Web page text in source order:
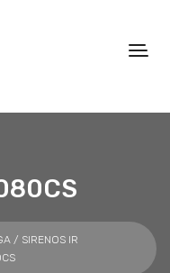
/ SIRENOS IR